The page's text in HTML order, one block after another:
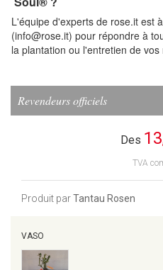
L'équipe d'experts de rose.it est
(info@rose.it) pour répondre à
la plantation ou l'entretien de vos
Revendeurs officiels
Des
TVA
Produit parTantau Rosen
VASO